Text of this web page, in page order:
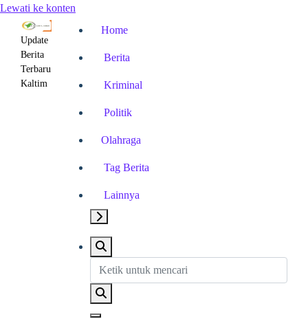
Lewati ke konten
Update
Berita
Terbaru
Kaltim
Home
Berita
Kriminal
Politik
Olahraga
Tag Berita
Lainnya